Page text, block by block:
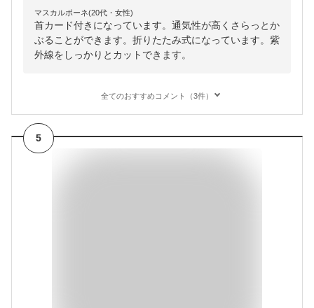
マスカルポーネ(20代・女性)
首カード付きになっています。通気性が高くさらっとか
ぶることができます。折りたたみ式になっています。紫
外線をしっかりとカットできます。
全てのおすすめコメント（3件）
5